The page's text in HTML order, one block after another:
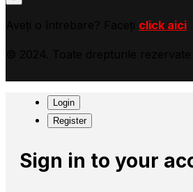
click aici
Login
Register
Sign in to your